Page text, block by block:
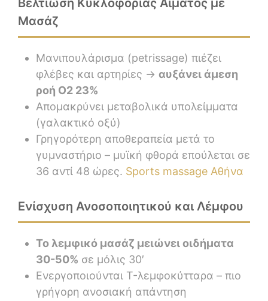
Βελτίωση Κυκλοφορίας Αίματος με
Μασάζ
Μανιπουλάρισμα (petrissage) πιέζει
φλέβες και αρτηρίες → αυξάνει άμεση
ροή Ο2 23%
Απομακρύνει μεταβολικά υπολείμματα
(γαλακτικό οξύ)
Γρηγορότερη αποθεραπεία μετά το
γυμναστήριο – μυϊκή φθορά επούλεται σε
36 αντί 48 ώρες. Sports massage Αθήνα
Ενίσχυση Ανοσοποιητικού και Λέμφου
Το λεμφικό μασάζ μειώνει οιδήματα
30-50% σε μόλις 30′
Ενεργοποιούνται T-λεμφοκύτταρα – πιο
γρήγορη ανοσιακή απάντηση